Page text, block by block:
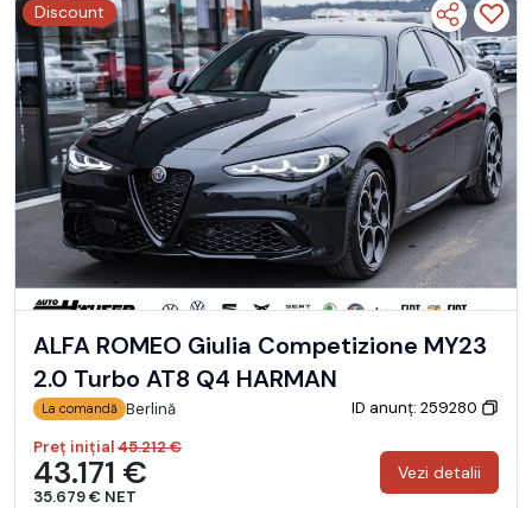
Discount
ALFA ROMEO Giulia Competizione MY23
2.0 Turbo AT8 Q4 HARMAN
La comandă Berlină
ID anunț: 259280
Preț inițial45.212 €
43.171 €
35.679 € NET
Vezi detalii